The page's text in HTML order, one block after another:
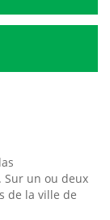
Sur un ou deux
de la ville de